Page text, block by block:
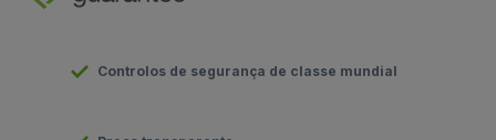
Controlos de segurança de classe mundial